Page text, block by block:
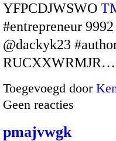
YFPCDJWSWO
#entrepreneur
@dackyk23
RUCXXWRMJR…
Toegevoegd door
Geen reacties
pmajvwgk